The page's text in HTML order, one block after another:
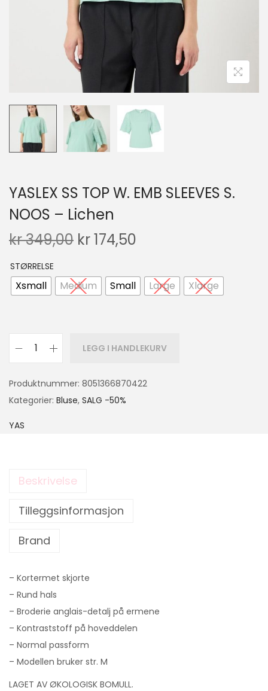
YASLEX SS TOP W. EMB SLEEVES S.
NOOS – Lichen
kr349,00 kr174,50
STØRRELSE
Xsmall Medium Small Large Xlarge
LEGG I HANDLEKURV
Produktnummer: 8051366870422
Kategorier: Bluse, SALG -50%
YAS
Beskrivelse
Tilleggsinformasjon
Brand
– Kortermet skjorte
– Rund hals
– Broderie anglais-detalj på ermene
– Kontraststoff på hoveddelen
– Normal passform
– Modellen bruker str. M
LAGET AV ØKOLOGISK BOMULL.